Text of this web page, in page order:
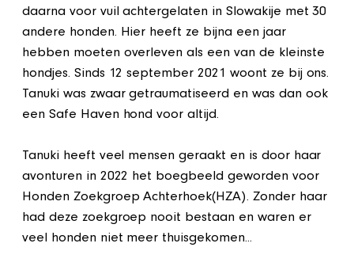
daarna voor vuil achtergelaten in Slowakije met 30
andere honden. Hier heeft ze bijna een jaar
hebben moeten overleven als een van de kleinste
hondjes. Sinds 12 september 2021 woont ze bij ons.
Tanuki was zwaar getraumatiseerd en was dan ook
een Safe Haven hond voor altijd.
Tanuki heeft veel mensen geraakt en is door haar
avonturen in 2022 het boegbeeld geworden voor
Honden Zoekgroep Achterhoek(HZA). Zonder haar
had deze zoekgroep nooit bestaan en waren er
veel honden niet meer thuisgekomen...